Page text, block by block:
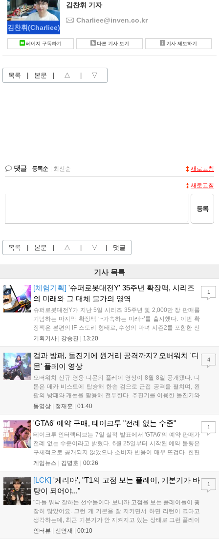
김찬휘(Charliee)
김찬휘 기자
Charliee@inven.co.kr
페이지 구독하기 다른 기사 보기 기사 제보하기
목록 | 본문 | △ | ▽
댓글 등록순 최신순 새로고침
새로고침
등록
목록 | 본문 | △ | ▽ | 댓글
기사 목록
[체험기획] '슈퍼로봇대전Y' 35주년 확장팩, 시리즈
의 미래와 그 대체 불가의 영역
슈퍼로봇대전Y가 지난 5일 시리즈 35주년 및 2,000만 장 판매를
기념하는 마지막 확장팩 ‘~가속하는 미래~’를 출시했다. 이번 확
장팩은 본편의 IF 스토리 형태로, 수성의 마녀 시즌2를 포함한 신
규 참전작과 크로스오버 합체기를 선보이며 작품을 완결 짓는다.
하는 몰입감 있는 서사와 조합을 구현하며 시리즈의 미래를 향한
새로운 가능성을 제시했다....
기획기사 | 강승진 | 13:20
1
검과 방패, 돌진기에 원거리 공격까지? 오버워치 '디
몬' 플레이 영상
오버워치 신규 영웅 디몬의 플레이 영상이 8월 8일 공개됐다. 디
몬은 메카 비스트에 탑승해 한손 검으로 근접 공격을 펼치며, 왼
팔의 방패와 캐논을 활용해 전투한다. 추진기를 이용한 돌진기와
참격 형태의 궁극기를 보유했고, 메카 파괴 시 맨몸으로 기관총을
산의 영웅들 업데이트를 통해 정식 출시될 예정이다....
동영상 | 정재훈 | 01:40
4
'GTA6' 예약 구매, 테이크투 "전례 없는 수준"
테이크투 인터랙티브는 7일 실적 발표에서 'GTA6'의 예약 판매가
전례 없는 수준이라고 밝혔다. 6월 25일부터 시작된 예약 물량은
구체적으로 공개되지 않았으나 소비자 반응이 매우 뜨겁다. 한편
11월 19일 PS5와 Xbox 시리즈 X|S로 정식 출시될 예정이며, 록
상 'Grand Theft Auto VI: An Extended Look'을 최초 공개할 계획
이다....
게임뉴스 | 김병호 | 00:26
1
[LCK] '케리아', "T1의 고점 보는 플레이, 기본기가 바
탕이 되어야..."
"다들 워낙 잘하는 선수들이다 보니까 고점을 보는 플레이들이 굉
장히 많았어요. 그런 게 기본을 잘 지키면서 하면 리턴이 크다고
생각하는데, 최근 기본기가 안 지켜지고 있는 상태로 그런 플레이
를 추구하다 보니까 팀적으로 안 좋은 사고가 계속 많이 났던 것
인터뷰 | 신연재 | 00:10
1